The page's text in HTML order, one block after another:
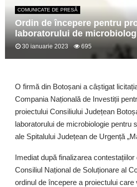
COMUNICATE DE PRESĂ
Ordin de începere pentru
laboratorului de
30 ianuarie 2023 695
O firmă din Botoșani a câștigat
Compania Națională de Investiții
proiectului Consiliului Județean
laboratorului de microbiologie pentru
ale Spitalului Județean de Urgență
Imediat după finalizarea
Consiliul Național de Soluționare al
ordinul de începere a proiectului care